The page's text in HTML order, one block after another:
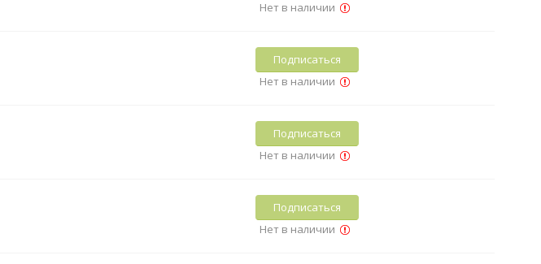
Нет в наличии
Подписаться
Нет в наличии
Подписаться
Нет в наличии
Подписаться
Нет в наличии